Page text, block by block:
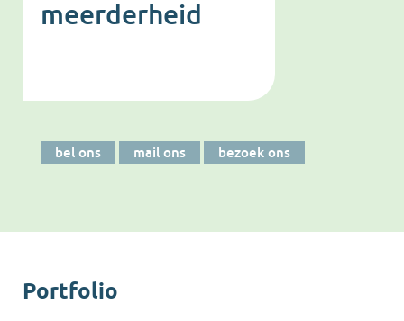
meerderheid
bel ons mail ons bezoek ons
Portfolio